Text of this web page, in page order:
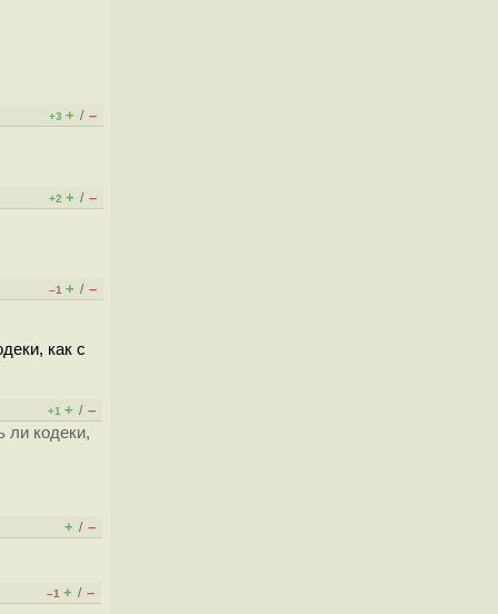
+3 + / –
+2 + / –
–1 + / –
как с
+1 + / –
ли кодеки,
+ / –
–1 + / –